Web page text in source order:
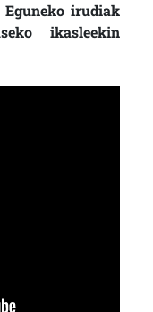
Eguneko irudiak
ikasleekin